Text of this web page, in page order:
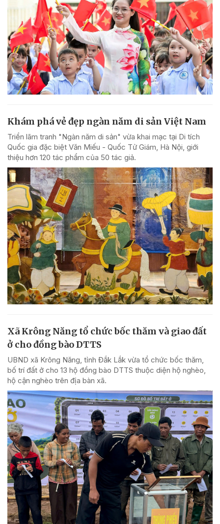
Khám phá vẻ đẹp ngàn năm di sản Việt Nam
Triển lãm tranh "Ngàn năm di sản" vừa khai mạc tại Di tích
Quốc gia đặc biệt Văn Miếu - Quốc Tử Giám, Hà Nội, giới
thiệu hơn 120 tác phẩm của 50 tác giả.
Xã Krông Năng tổ chức bốc thăm và giao đất
ở cho đồng bào DTTS
UBND xã Krông Năng, tỉnh Đắk Lắk vừa tổ chức bốc thăm,
bố trí đất ở cho 13 hộ đồng bào DTTS thuộc diện hộ nghèo,
hộ cận nghèo trên địa bàn xã.